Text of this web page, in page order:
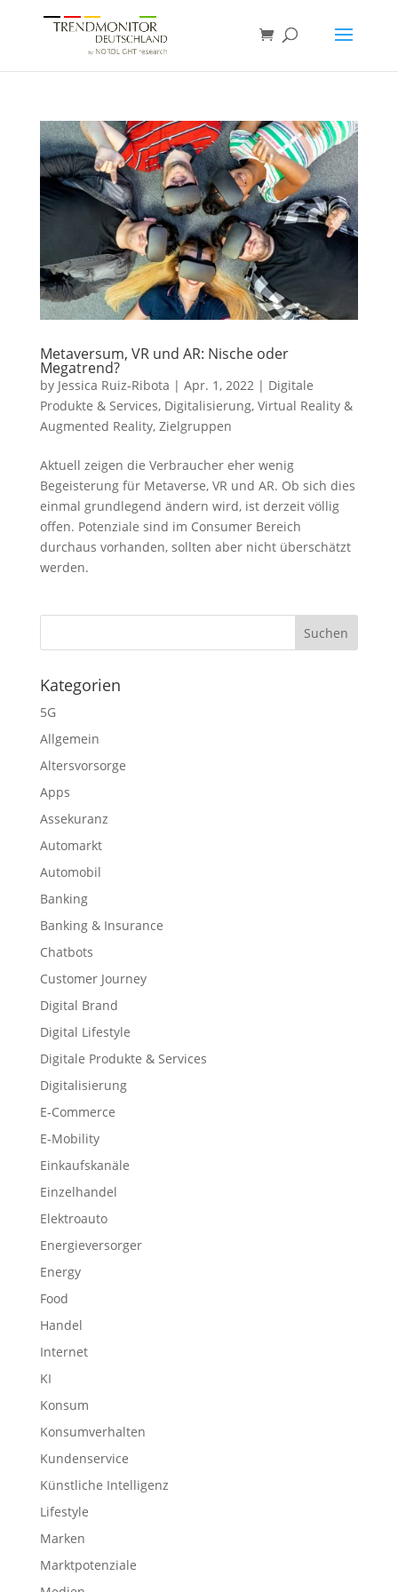
Metaversum, VR und AR: Nische oder
Megatrend?
by Jessica Ruiz-Ribota | Apr. 1, 2022| Digitale
Produkte & Services, Digitalisierung, Virtual Reality &
Augmented Reality, Zielgruppen
Aktuell zeigen die Verbraucher eher wenig
Begeisterung für Metaverse, VR und AR. Ob sich dies
einmal grundlegend ändern wird, ist derzeit völlig
offen. Potenziale sind im Consumer Bereich
durchaus vorhanden, sollten aber nicht überschätzt
werden.
Kategorien
5G
Allgemein
Altersvorsorge
Apps
Assekuranz
Automarkt
Automobil
Banking
Banking & Insurance
Chatbots
Customer Journey
Digital Brand
Digital Lifestyle
Digitale Produkte & Services
Digitalisierung
E-Commerce
E-Mobility
Einkaufskanäle
Einzelhandel
Elektroauto
Energieversorger
Energy
Food
Handel
Internet
KI
Konsum
Konsumverhalten
Kundenservice
Künstliche Intelligenz
Lifestyle
Marken
Marktpotenziale